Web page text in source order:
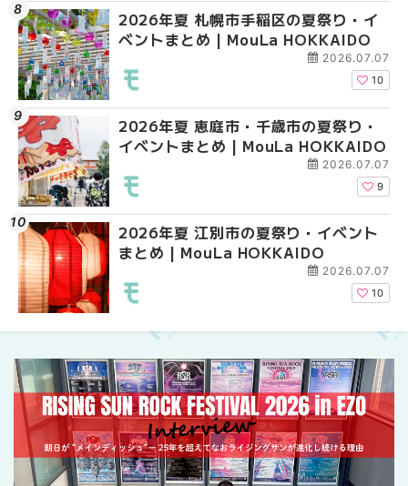
2026年夏 札幌市手稲区の夏祭り・イ
ベントまとめ | MouLa HOKKAIDO
2026.07.07
10
2026年夏 恵庭市・千歳市の夏祭り・
イベントまとめ | MouLa HOKKAIDO
2026.07.07
9
2026年夏 江別市の夏祭り・イベント
まとめ | MouLa HOKKAIDO
2026.07.07
10
2026年夏 札幌市南区
ントまとめ | MouLa
2026年夏 札幌市中央
ベントまとめ |
札幌の麻辣湯（マーラ
め専門店9選！本場の
新店まで徹底比較 |
2026年夏 札幌市東区
ントまとめ | MouLa
2026年夏 札幌市南区
ントまとめ | MouLa
札幌の麻辣湯（マーラ
め専門店6選！本場の
新店まで徹底比較 |